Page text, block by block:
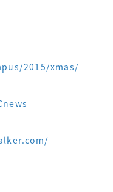
2015/xmas/